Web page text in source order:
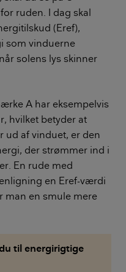
ruden. I dag skal
(Eref),
som vinduerne
solens lys skinner
A har eksempelvis
hvilket betyder at
ud af vinduet, er den
der strømmer ind i
En rude med
en Eref-værdi
man en smule mere
til energirigtige